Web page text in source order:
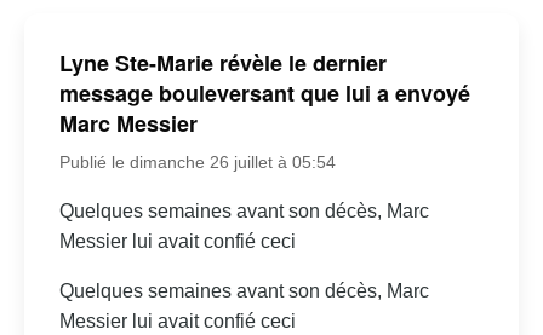
Lyne Ste-Marie révèle le dernier
message bouleversant que lui a envoyé
Marc Messier
Publié le dimanche 26 juillet à 05:54
Quelques semaines avant son décès, Marc
Messier lui avait confié ceci
Quelques semaines avant son décès, Marc
Messier lui avait confié ceci